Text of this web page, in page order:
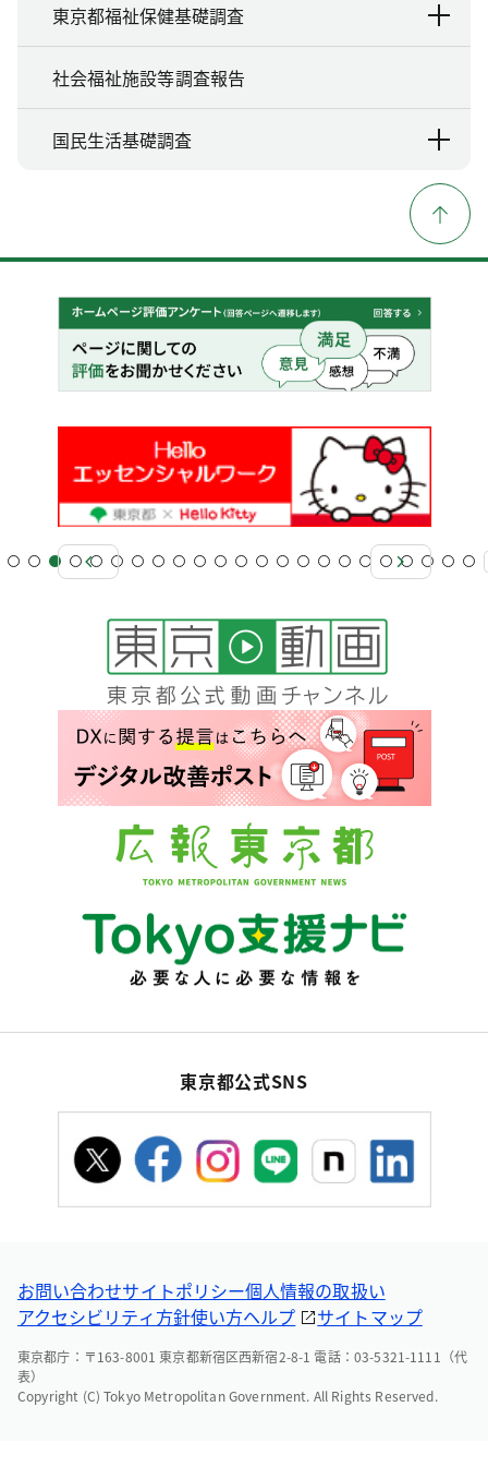
東京都福祉保健基礎調査
社会福祉施設等調査報告
国民生活基礎調査
東京都公式SNS
お問い合わせサイトポリシー個人情報の取扱い
アクセシビリティ方針使い方ヘルプ サイトマップ
東京都庁：〒163-8001 東京都新宿区西新宿2-8-1 電話：03-5321-1111（代
表）
Copyright (C) Tokyo Metropolitan Government. All Rights Reserved.